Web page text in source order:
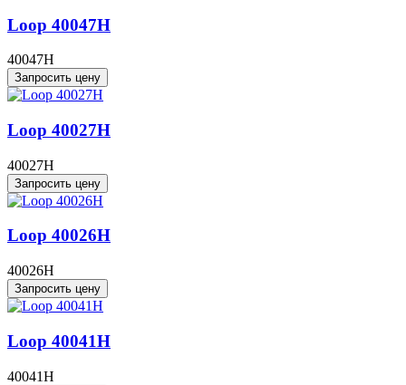
Loop 40047H
40047H
Запросить цену
Loop 40027H
40027H
Запросить цену
Loop 40026H
40026H
Запросить цену
Loop 40041H
40041H